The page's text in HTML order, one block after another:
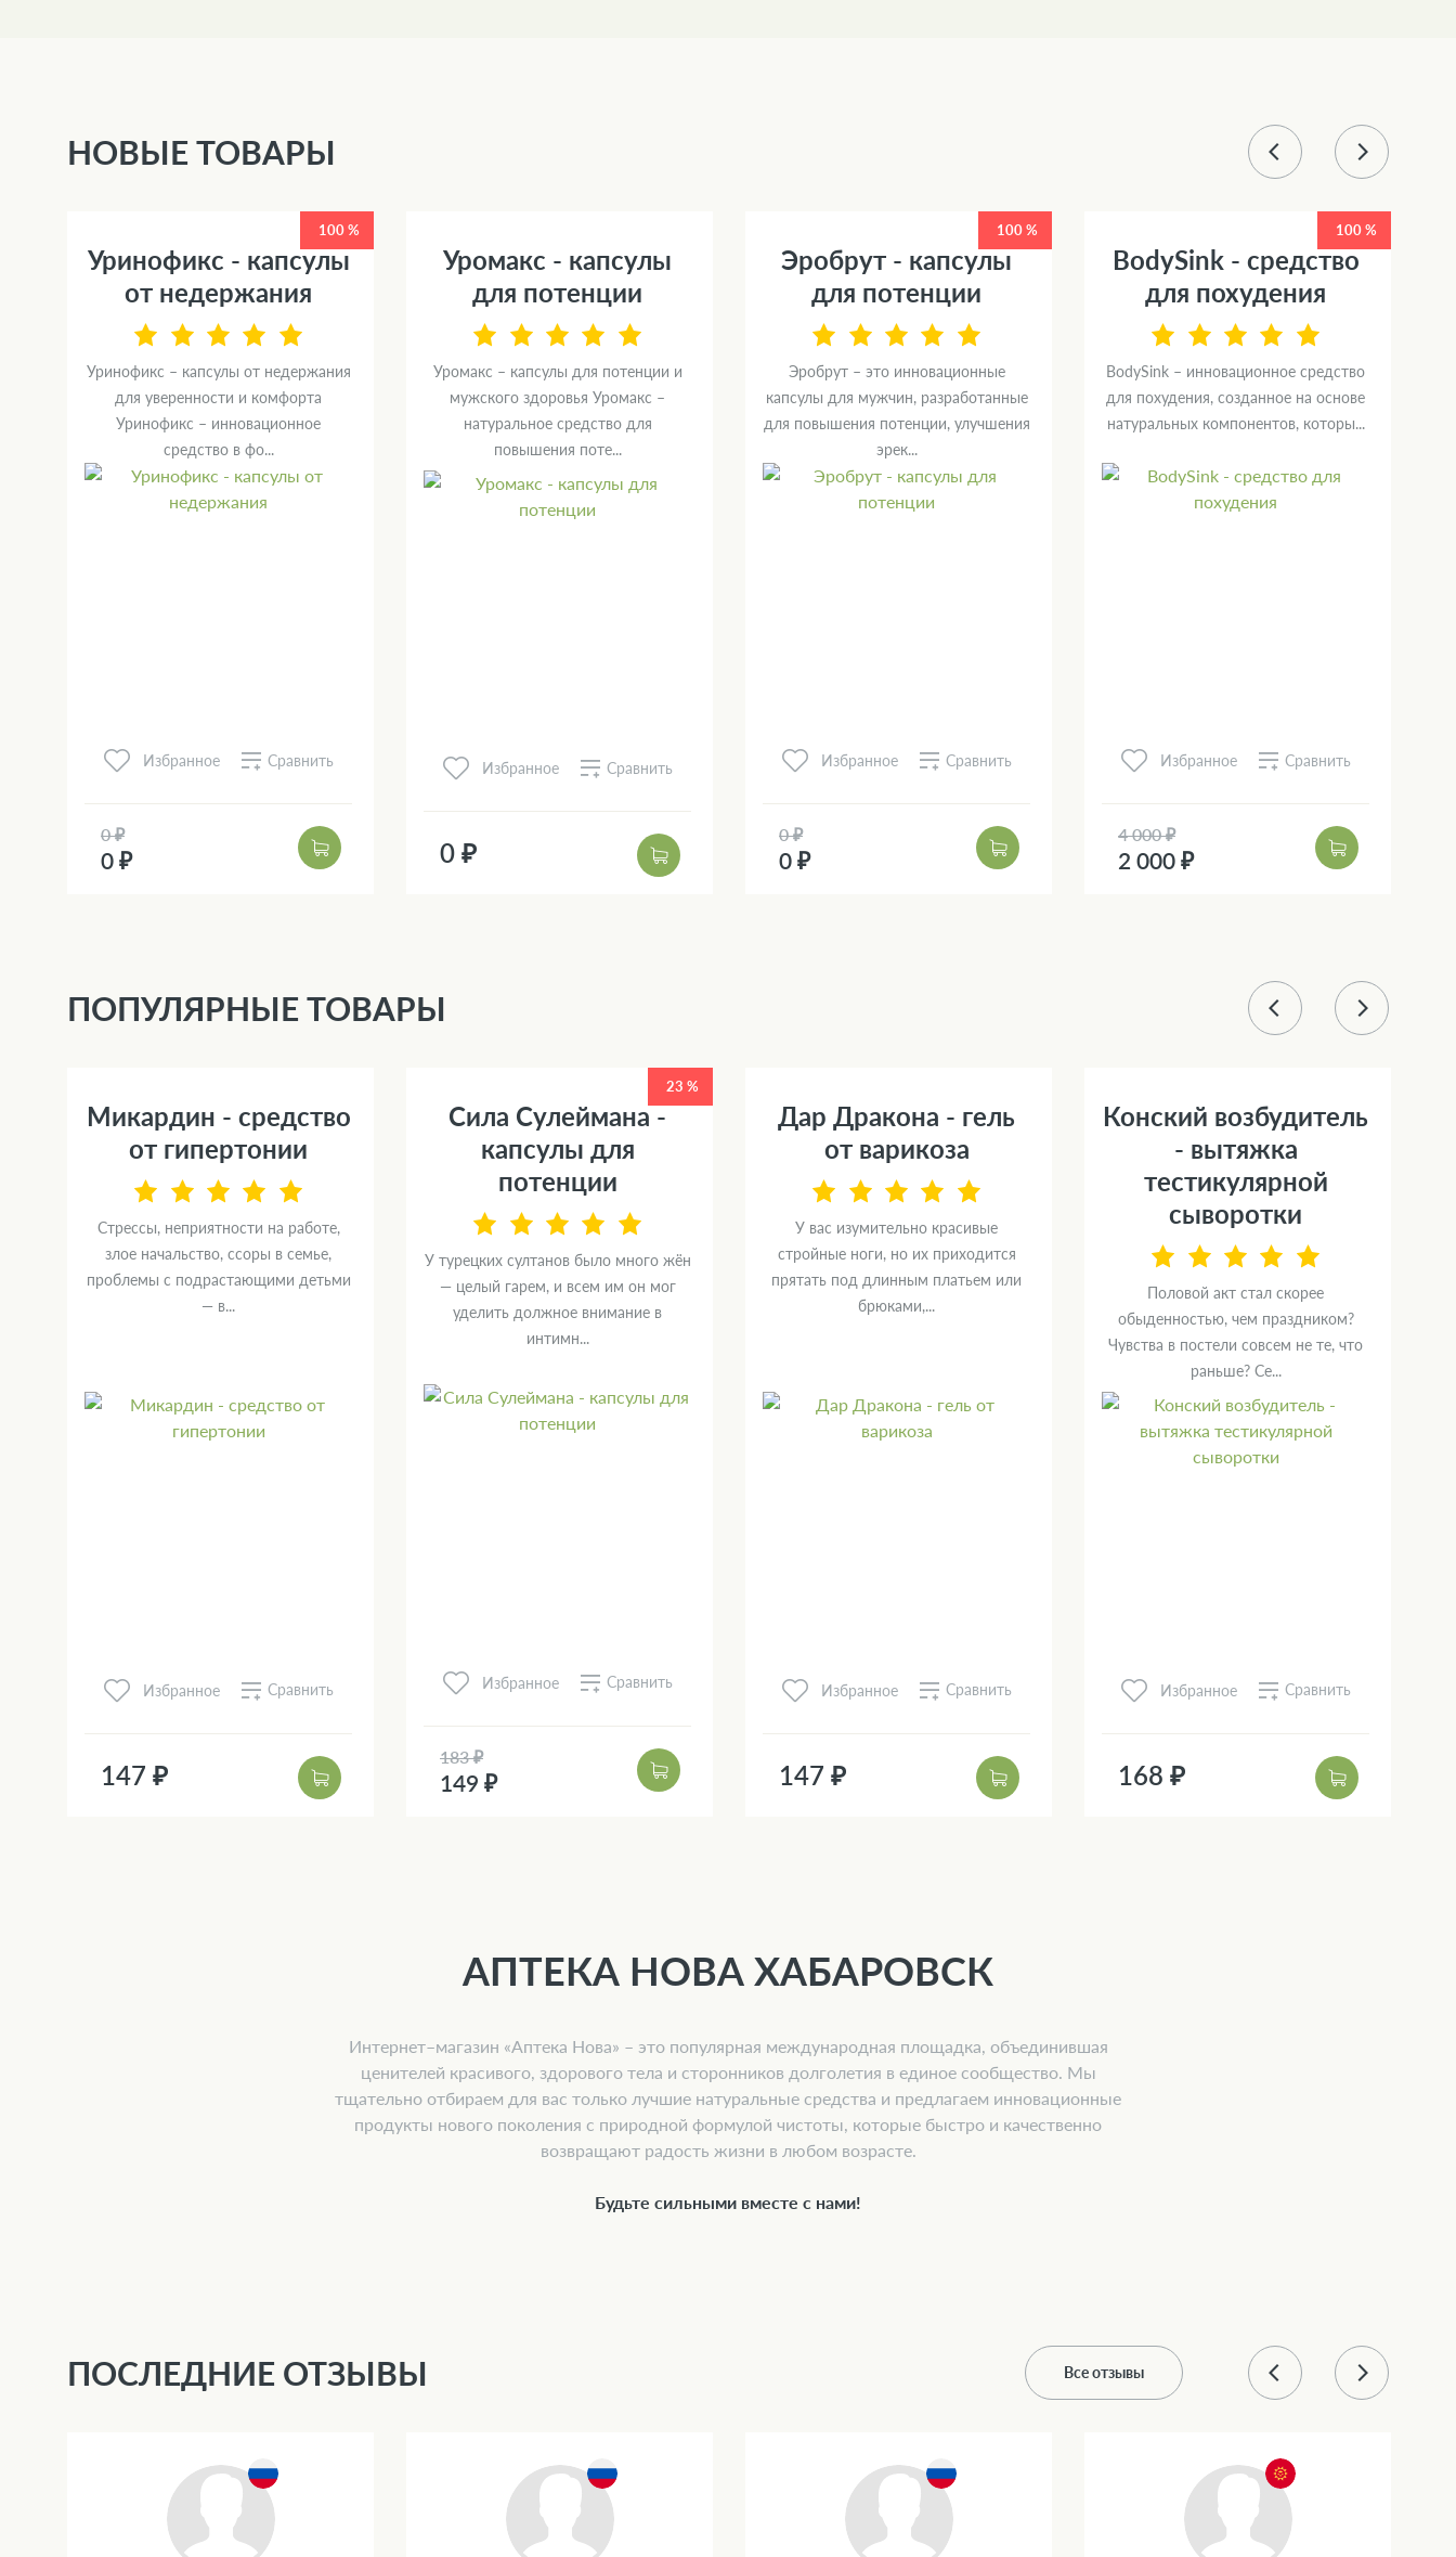
НОВЫЕ ТОВАРЫ
100 %
Уринофикс - капсулы
от недержания
Уринофикс – капсулы от недержания
для уверенности и комфорта
Уринофикс – инновационное
средство в фо...
Избранное Сравнить
0 ₽
0 ₽
Уромакс - капсулы
для потенции
Уромакс – капсулы для потенции и
мужского здоровья Уромакс –
натуральное средство для
повышения поте...
Избранное Сравнить
0 ₽
100 %
Эробрут - капсулы
для потенции
Эробрут – это инновационные
капсулы для мужчин, разработанные
для повышения потенции, улучшения
эрек...
Избранное Сравнить
0 ₽
0 ₽
100 %
BodySink - средство
для похудения
BodySink – инновационное средство
для похудения, созданное на основе
натуральных компонентов, которы...
Избранное Сравнить
4 000 ₽
2 000 ₽
ПОПУЛЯРНЫЕ ТОВАРЫ
Микардин - средство
от гипертонии
Стрессы, неприятности на работе,
злое начальство, ссоры в семье,
проблемы с подрастающими детьми
— в...
Избранное Сравнить
147 ₽
23 %
Сила Сулеймана -
капсулы для
потенции
У турецких султанов было много жён
— целый гарем, и всем им он мог
уделить должное внимание в
интимн...
Избранное Сравнить
183 ₽
149 ₽
Дар Дракона - гель
от варикоза
У вас изумительно красивые
стройные ноги, но их приходится
прятать под длинным платьем или
брюками,...
Избранное Сравнить
147 ₽
Конский возбудитель
- вытяжка
тестикулярной
сыворотки
Половой акт стал скорее
обыденностью, чем праздником?
Чувства в постели совсем не те, что
раньше? Се...
Избранное Сравнить
168 ₽
АПТЕКА НОВА ХАБАРОВСК
Интернет–магазин «Аптека Нова» – это популярная международная площадка, объединившая
ценителей красивого, здорового тела и сторонников долголетия в единое сообщество. Мы
тщательно отбираем для вас только лучшие натуральные средства и предлагаем инновационные
продукты нового поколения с природной формулой чистоты, которые быстро и качественно
возвращают радость жизни в любом возрасте.
Будьте сильными вместе с нами!
ПОСЛЕДНИЕ ОТЗЫВЫ Все отзывы